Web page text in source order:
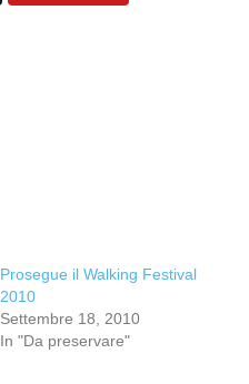
Prosegue il Walking Festival
2010
Settembre 18, 2010
In "Da preservare"